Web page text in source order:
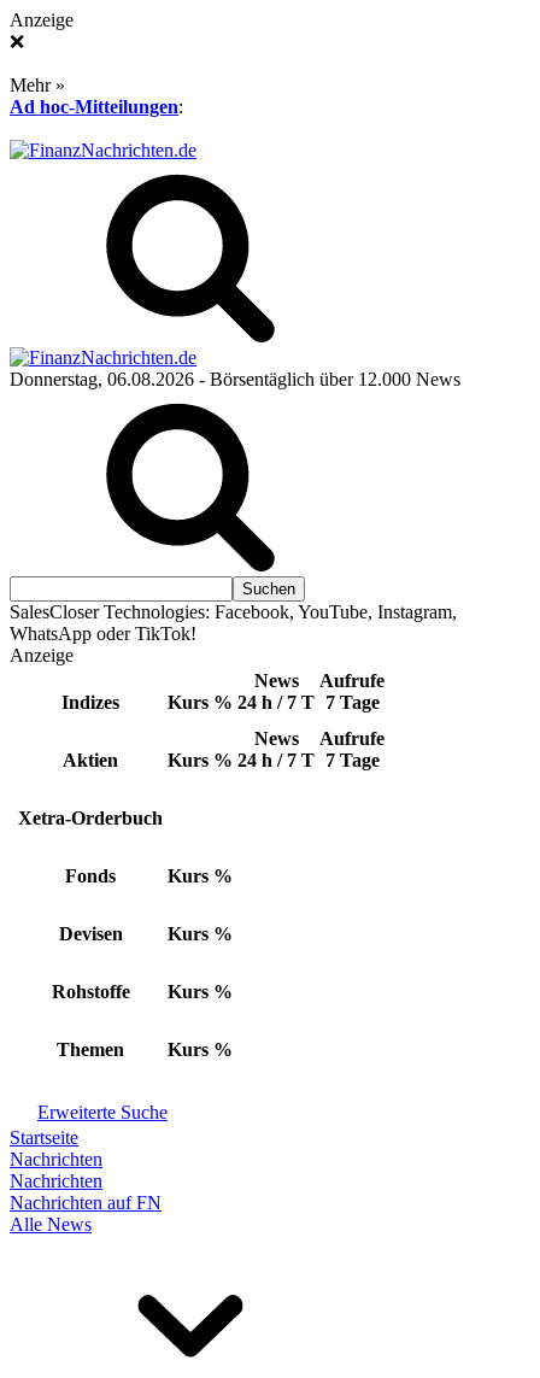
Anzeige
❌
Mehr »
Ad hoc-Mitteilungen:
Donnerstag, 06.08.2026 - Börsentäglich über 12.000 News
SalesCloser Technologies: Facebook, YouTube, Instagram,
WhatsApp oder TikTok!
Anzeige
Indizes Kurs %
News
24 h / 7 T
Aufrufe
7 Tage
Aktien Kurs %
News
24 h / 7 T
Aufrufe
7 Tage
Xetra-Orderbuch
Fonds Kurs %
Devisen Kurs %
Rohstoffe Kurs %
Themen Kurs %
Erweiterte Suche
Startseite
Nachrichten
Nachrichten
Nachrichten auf FN
Alle News